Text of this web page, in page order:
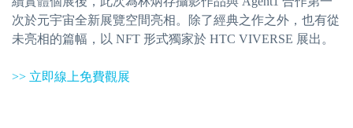
次於元宇宙全新展覽空間亮相。除了經典之作之外，也有從
未亮相的篇幅，以 NFT 形式獨家於 HTC VIVERSE 展出。
>> 立即線上免費觀展